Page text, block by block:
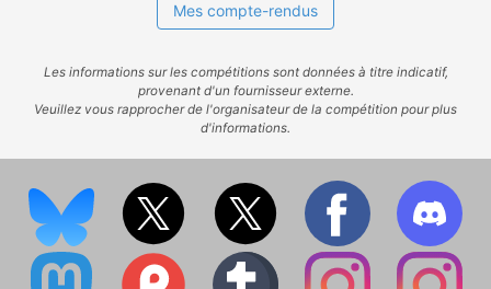
Mes compte-rendus
Les informations sur les compétitions sont données à titre indicatif,
provenant d'un fournisseur externe.
Veuillez vous rapprocher de l'organisateur de la compétition pour plus
d'informations.